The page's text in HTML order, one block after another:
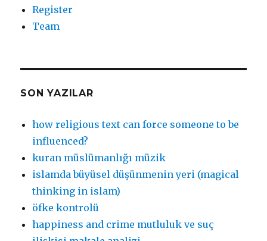
Register
Team
SON YAZILAR
how religious text can force someone to be
influenced?
kuran müslümanlığı müzik
islamda büyüsel düşünmenin yeri (magical
thinking in islam)
öfke kontrolü
happiness and crime mutluluk ve suç